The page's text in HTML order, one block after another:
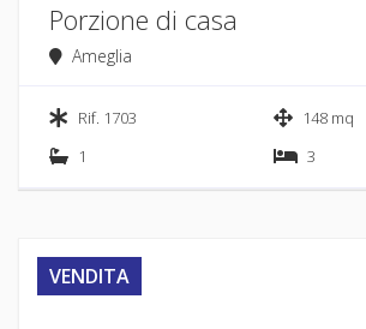
Porzione di casa
Ameglia
Rif. 1703
148 mq
1
3
VENDITA